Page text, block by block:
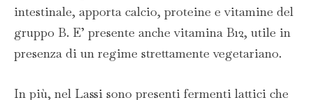
intestinale, apporta calcio, proteine e vitamine del
gruppo B. E’ presente anche vitamina B12, utile in
presenza di un regime strettamente vegetariano.
In più, nel Lassi sono presenti fermenti lattici che